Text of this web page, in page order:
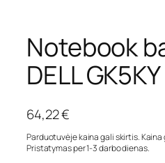
Notebook
DELL
64,22€
Parduotuvėje kaina gali skirtis.
Pristatymas per 1-3 darbo dienas.